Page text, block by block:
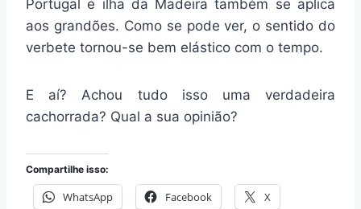
Portugal e ilha da Madeira também se aplica
aos grandões. Como se pode ver, o sentido do
verbete tornou-se bem elástico com o tempo.
E aí? Achou tudo isso uma verdadeira
cachorrada? Qual a sua opinião?
Compartilhe isso:
WhatsApp Facebook X